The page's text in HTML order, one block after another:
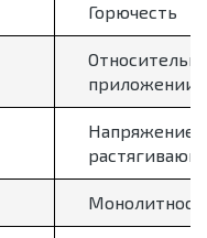
Горючесть
приложении
Напряжение